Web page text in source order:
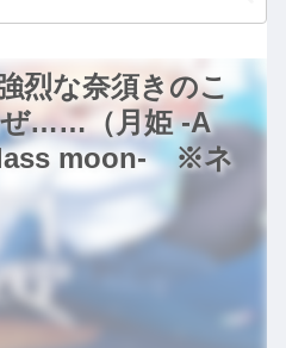
烈な奈須きのこ
ぜ……（月姫 -A
moon- ※ネ